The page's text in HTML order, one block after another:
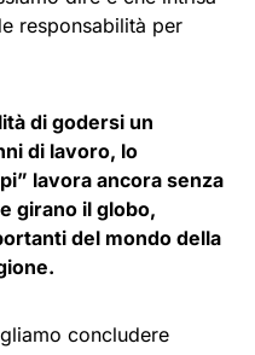
responsabilità per
di godersi un
di lavoro, lo
lavora ancora senza
girano il globo,
del mondo della
concludere